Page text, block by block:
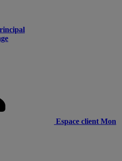
Espace client Mon